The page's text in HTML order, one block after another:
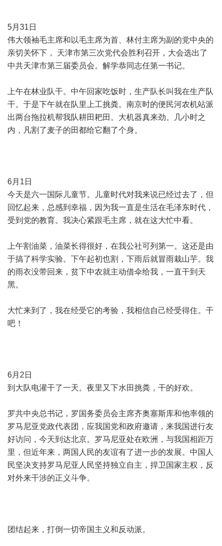
5月31日
伟大领袖毛主席和以毛主席为首、林付主席为副的党中央的
亲切关怀下， 天津市第三次党代会胜利召开，大会选出了
中共天津市第三届委员会。解学恭同志任第一书记。
上午在林业队干。中午回家吃饭时，生产队长叫我在生产队
干。于是下午就在队里上工挑粪。南京时的便民河农机站派
出两台拖拉机帮我队耕田耙田。大机器真来劲。几小时之
内，凡割了麦子的田都给它翻了个身。
6月1日
今天是六一国际儿童节。儿童时代对我来说已经过去了，但
回忆起来，总感到幸福，因为我一直是生活在毛泽东时代，
受到党的教育。我决心紧跟毛主席，就在这大忙中看。
上午割油菜，油菜长得很好，在我公社可列第一。这还是由
于搞了科学实验。下午起初也割，下雨后就冒雨栽山芋。我
的雨衣没带回来，贫下中农就主动借伞给我，一直干到天
黑。
大忙来到了，我在经受它的考验，我相信自己经受得住。干
吧！
6月2日
到大队电灌干了一天。夜里又下水田挑粪，干的好欢。
罗共中央总书记，罗国务委员会主席齐奥塞斯库和他率领的
罗马尼亚党政代表团，应我国党和政府邀请，来我国进行友
好访问，今天到达北京。罗马尼亚处在欧洲，与我国相距万
里，但近年来，两国人民的友谊有了进一步的发展。中国人
民坚决支持罗马尼亚人民坚持独立自主，捍卫国家主权，反
对外来干涉的正义斗争。
团结起来，打倒一切帝国主义和反动派。